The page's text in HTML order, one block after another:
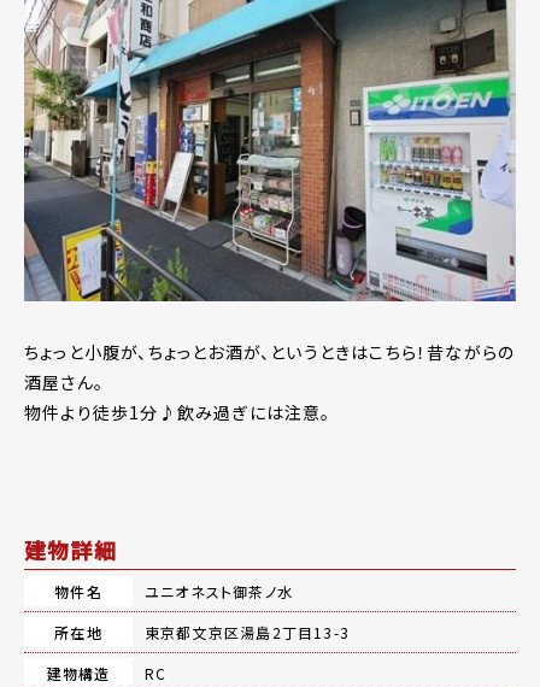
ちょっと小腹が、ちょっとお酒が、というときはこちら！昔ながらの
酒屋さん。
物件より徒歩1分♪飲み過ぎには注意。
建物詳細
物件名
ユニオネスト御茶ノ水
所在地
東京都文京区湯島2丁目13-3
建物構造
RC